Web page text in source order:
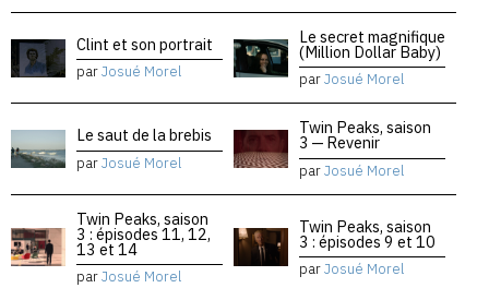
Clint et son portrait
parJosué Morel
Le secret magnifique
(Million Dollar Baby)
parJosué Morel
Le saut de la brebis
parJosué Morel
Twin Peaks, saison
3 — Revenir
parJosué Morel
Twin Peaks, saison
3 : épisodes 11, 12,
13 et 14
parJosué Morel
Twin Peaks, saison
3 : épisodes 9 et 10
parJosué Morel